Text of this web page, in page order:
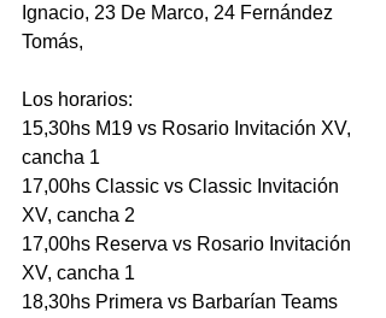
Ignacio, 23 De Marco, 24 Fernández
Tomás,
Los horarios:
15,30hs M19 vs Rosario Invitación XV,
cancha 1
17,00hs Classic vs Classic Invitación
XV, cancha 2
17,00hs Reserva vs Rosario Invitación
XV, cancha 1
18,30hs Primera vs Barbarían Teams